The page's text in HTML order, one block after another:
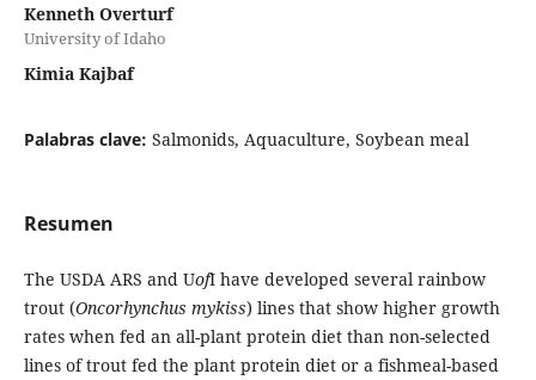
Kenneth Overturf
University of Idaho
Kimia Kajbaf
Palabras clave: Salmonids, Aquaculture, Soybean meal
Resumen
The USDA ARS and UofI have developed several rainbow
trout (Oncorhynchus mykiss) lines that show higher growth
rates when fed an all-plant protein diet than non-selected
lines of trout fed the plant protein diet or a fishmeal-based